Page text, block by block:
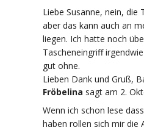
Liebe Susanne, nein, die
aber das kann auch an
liegen. Ich hatte noch
Tascheneingriff
gut ohne.
Lieben Dank und Gruß,
Fröbelina sagt am 2.
Wenn ich schon lese
haben rollen sich mir die